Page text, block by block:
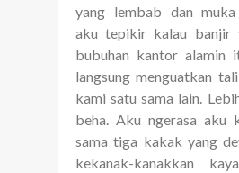
yang lembab dan muka
aku tepikir kalau banjir
bubuhan kantor alamin
langsung menguatkan
kami satu sama lain.
beha. Aku ngerasa aku
sama tiga kakak yang
kekanak-kanakkan